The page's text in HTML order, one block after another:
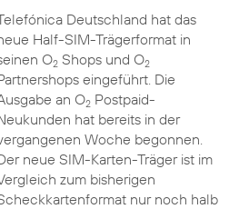
Deutschland hat das
Half-SIM-Trägerformat in
O2Shops und O2
eingeführt. Die
an O2Postpaid-
hat bereits in der
Woche begonnen.
neue SIM-Karten-Träger ist im
zum bisherigen
nur noch halb